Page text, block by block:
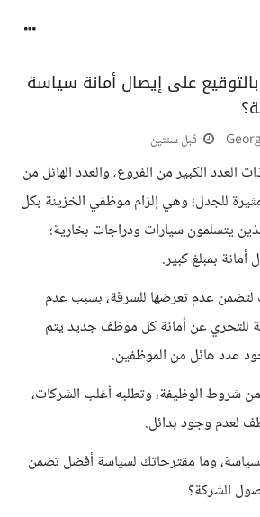
بالتوقيع على إيصال أمانة سياسة
قبل سنتين
العدد الكبير من الفروع، والعدد الهائل من
للجدل؛ وهي إلزام موظفي الخزينة بكل
يتسلمون سيارات ودراجات بخارية؛
بمبلغ كبير.
لتضمن عدم تعرضها للسرقة، بسبب عدم
للتحري عن أمانة كل موظف جديد يتم
عدد هائل من الموظفين.
شروط الوظيفة، وتطلبه أغلب الشركات،
لعدم وجود بدائل.
وما مقترحاتك لسياسة أفضل تضمن
الشركة؟